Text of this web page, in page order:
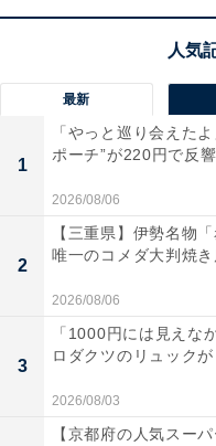
最新
1
「やっと巡り会えた
ポーチ”が220円で反
2026/08/06
2
【三重県】伊勢名物
唯一のコメダ大判焼
2026/08/06
3
「1000円には見えな
ロダクツのリュック
2026/08/03
【京都府の人気スー